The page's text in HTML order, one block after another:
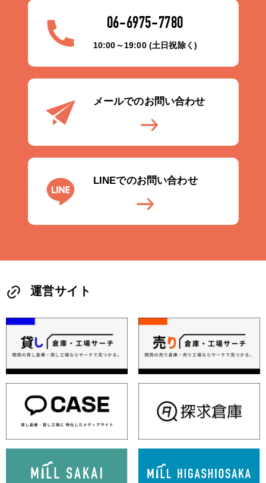
06-6975-7780
10:00～19:00 (土日祝除く)
メールでのお問い合わせ
LINEでのお問い合わせ
運営サイト